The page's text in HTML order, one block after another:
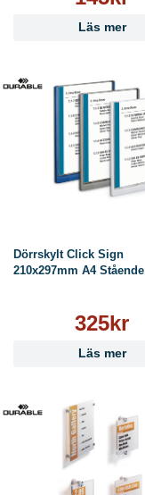
Läs mer
Dörrskylt Click Sign
210x297mm A4 Stående
325kr
Läs mer